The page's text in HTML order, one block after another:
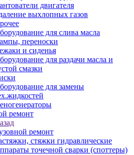
двигателя
выхлопных газов
для слива масла
переноски
и сиденья
для раздачи масла и
смазки
для замены
ремонт
ремонт
стяжки гидравлические
точечной сварки (споттеры)